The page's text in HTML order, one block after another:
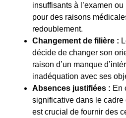
insuffisants à l’examen
pour des raisons
redoublement.
Changement de filière :
décide de changer son
raison d’un manque
inadéquation avec ses
Absences justifiées : En
significative dans le cadre
est crucial de fournir des